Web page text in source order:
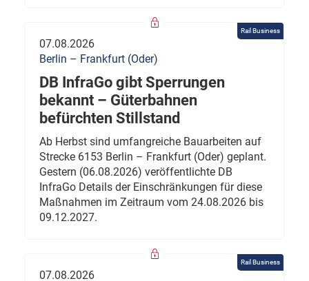
Rail Business
07.08.2026
Berlin – Frankfurt (Oder)
DB InfraGo gibt Sperrungen
bekannt – Güterbahnen
befürchten Stillstand
Ab Herbst sind umfangreiche Bauarbeiten auf
Strecke 6153 Berlin – Frankfurt (Oder) geplant.
Gestern (06.08.2026) veröffentlichte DB
InfraGo Details der Einschränkungen für diese
Maßnahmen im Zeitraum vom 24.08.2026 bis
09.12.2027.
Rail Business
07.08.2026